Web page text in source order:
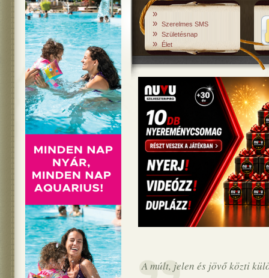
»
» Szerelmes SMS
» Születésnap
» Élet
A múlt, jelen és jövő közti